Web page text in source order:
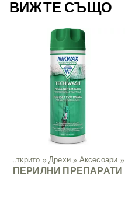
ВИЖТЕ СЪЩО
Дейности на открито ‪»Дрехи ‪» Аксесоари ‪»
ПЕРИЛНИ ПРЕПАРАТИ
Спорт‪»